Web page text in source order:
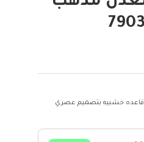
خشبيه بتصميم عصري